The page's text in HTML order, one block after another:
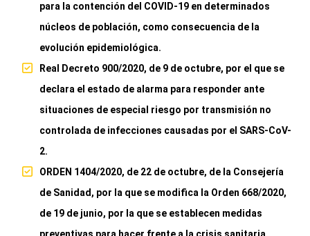
para la contención del COVID-19 en determinados
núcleos de población, como consecuencia de la
evolución epidemiológica.
Real Decreto 900/2020, de 9 de octubre, por el que se
declara el estado de alarma para responder ante
situaciones de especial riesgo por transmisión no
controlada de infecciones causadas por el SARS-CoV-
2.
ORDEN 1404/2020, de 22 de octubre, de la Consejería
de Sanidad, por la que se modifica la Orden 668/2020,
de 19 de junio, por la que se establecen medidas